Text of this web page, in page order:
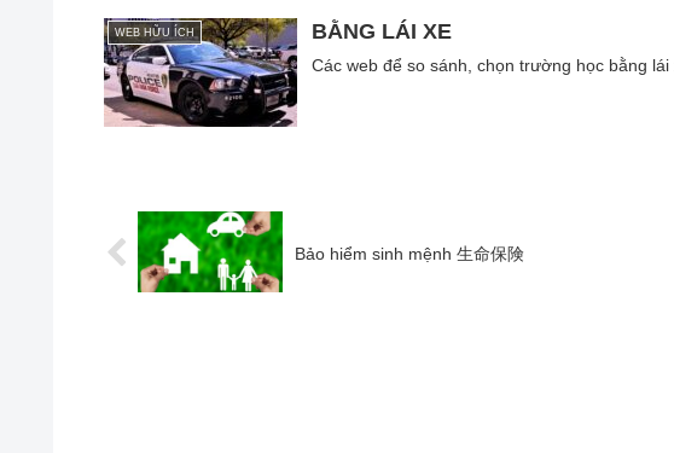
WEB HỮU ÍCH BẰNG LÁI XE
Các web để so sánh, chọn trường học bằng lái
Bảo hiểm sinh mệnh 生命保険